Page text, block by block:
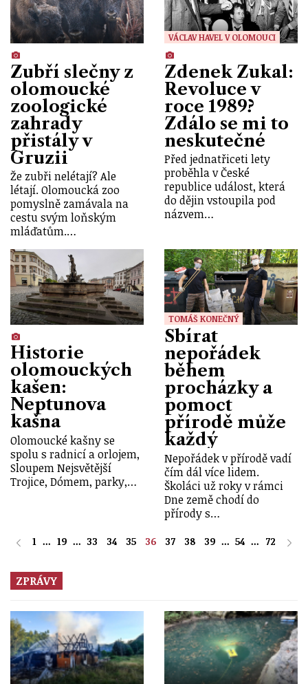
Zubří slečny z
olomoucké
zoologické
zahrady
přistály v
Gruzii
Že zubři nelétají? Ale
létají. Olomoucká zoo
pomyslně zamávala na
cestu svým loňským
mláďatům.…
VÁCLAV HAVEL V OLOMOUCI
Zdenek Zukal:
Revoluce v
roce 1989?
Zdálo se mi to
neskutečné
Před jednatřiceti lety
proběhla v České
republice událost, která
do dějin vstoupila pod
názvem…
Historie
olomouckých
kašen:
Neptunova
kašna
Olomoucké kašny se
spolu s radnicí a orlojem,
Sloupem Nejsvětější
Trojice, Dómem, parky,…
TOMÁŠ KONEČNÝ
Sbírat
nepořádek
během
procházky a
pomoct
přírodě může
každý
Nepořádek v přírodě vadí
čím dál více lidem.
Školáci už roky v rámci
Dne země chodí do
přírody s…
1 ... 19 ... 33 34 35 36 37 38 39 ... 54 ... 72
ZPRÁVY